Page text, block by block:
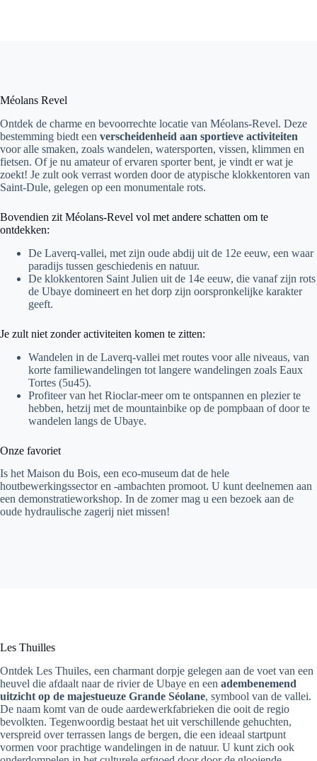
Méolans Revel
Ontdek de charme en bevoorrechte locatie van Méolans-Revel. Deze
bestemming biedt een verscheidenheid aan sportieve activiteiten
voor alle smaken, zoals wandelen, watersporten, vissen, klimmen en
fietsen. Of je nu amateur of ervaren sporter bent, je vindt er wat je
zoekt! Je zult ook verrast worden door de atypische klokkentoren van
Saint-Dule, gelegen op een monumentale rots.
Bovendien zit Méolans-Revel vol met andere schatten om te
ontdekken:
De Laverq-vallei, met zijn oude abdij uit de 12e eeuw, een waar
paradijs tussen geschiedenis en natuur.
De klokkentoren Saint Julien uit de 14e eeuw, die vanaf zijn rots
de Ubaye domineert en het dorp zijn oorspronkelijke karakter
geeft.
Je zult niet zonder activiteiten komen te zitten:
Wandelen in de Laverq-vallei met routes voor alle niveaus, van
korte familiewandelingen tot langere wandelingen zoals Eaux
Tortes (5u45).
Profiteer van het Rioclar-meer om te ontspannen en plezier te
hebben, hetzij met de mountainbike op de pompbaan of door te
wandelen langs de Ubaye.
Onze favoriet
Is het Maison du Bois, een eco-museum dat de hele
houtbewerkingssector en -ambachten promoot. U kunt deelnemen aan
een demonstratieworkshop. In de zomer mag u een bezoek aan de
oude hydraulische zagerij niet missen!
Les Thuilles
Ontdek Les Thuiles, een charmant dorpje gelegen aan de voet van een
heuvel die afdaalt naar de rivier de Ubaye en een adembenemend
uitzicht op de majestueuze Grande Séolane, symbool van de vallei.
De naam komt van de oude aardewerkfabrieken die ooit de regio
bevolkten. Tegenwoordig bestaat het uit verschillende gehuchten,
verspreid over terrassen langs de bergen, die een ideaal startpunt
vormen voor prachtige wandelingen in de natuur. U kunt zich ook